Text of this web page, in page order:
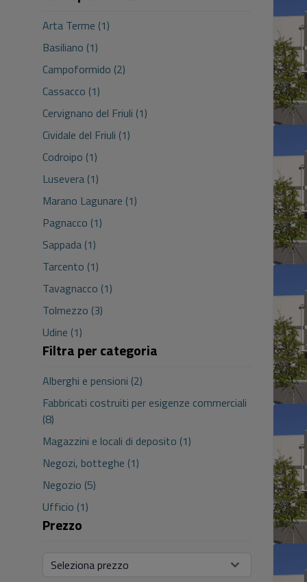
Arta Terme (1)
Basiliano (1)
Campoformido (2)
Cassacco (1)
Cervignano del Friuli (1)
Cividale del Friuli (1)
Codroipo (1)
Lusevera (1)
Marano Lagunare (1)
Pagnacco (1)
Sappada (1)
Tarcento (1)
Tavagnacco (1)
Tolmezzo (3)
Udine (1)
Filtra per categoria
Alberghi e pensioni (2)
Fabbricati costruiti per esigenze commerciali
(8)
Magazzini e locali di deposito (1)
Negozi, botteghe (1)
Negozio (5)
Ufficio (1)
Prezzo
Seleziona prezzo